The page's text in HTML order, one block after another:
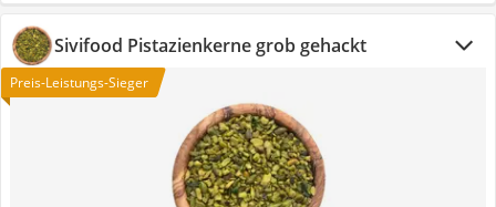
Sivifood Pistazienkerne grob gehackt
Preis-Leistungs-Sieger